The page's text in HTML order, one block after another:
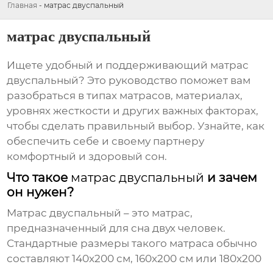
Главная - матрас двуспальный
матрас двуспальный
Ищете удобный и поддерживающий матрас
двуспальный? Это руководство поможет вам
разобраться в типах матрасов, материалах,
уровнях жесткости и других важных факторах,
чтобы сделать правильный выбор. Узнайте, как
обеспечить себе и своему партнеру
комфортный и здоровый сон.
Что такое матрас двуспальный и зачем
он нужен?
Матрас двуспальный – это матрас,
предназначенный для сна двух человек.
Стандартные размеры такого матраса обычно
составляют 140x200 см, 160x200 см или 180x200